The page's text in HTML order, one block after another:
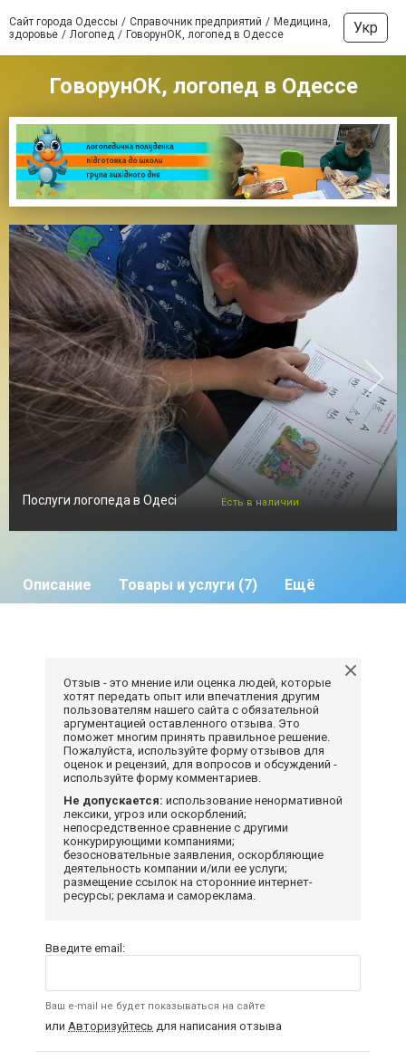
Сайт города Одессы Справочник предприятий
Медицина,
здоровье
Логопед ГоворунОК, логопед в Одессе Укр
ГоворунОК, логопед в Одессе
Послуги логопеда в Одесі Есть в наличии
Описание Товары и услуги (7) Ещё
Отзыв - это мнение или оценка людей, которые
хотят передать опыт или впечатления другим
пользователям нашего сайта с обязательной
аргументацией оставленного отзыва. Это
поможет многим принять правильное решение.
Пожалуйста, используйте форму отзывов для
оценок и рецензий, для вопросов и обсуждений -
используйте форму комментариев.
Не допускается: использование ненормативной
лексики, угроз или оскорблений;
непосредственное сравнение с другими
конкурирующими компаниями;
безосновательные заявления, оскорбляющие
деятельность компании и/или ее услуги;
размещение ссылок на сторонние интернет-
ресурсы; реклама и самореклама.
Введите email:
Ваш e-mail не будет показываться на сайте
или Авторизуйтесь для написания отзыва